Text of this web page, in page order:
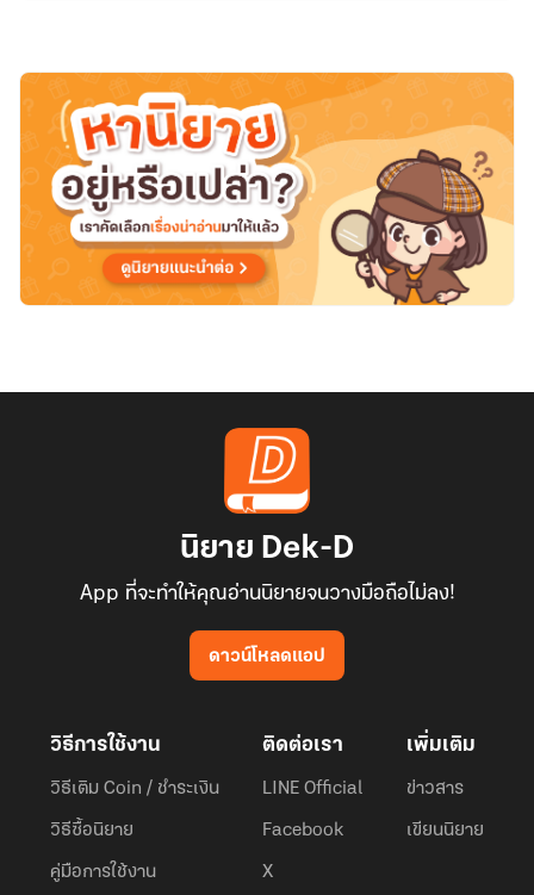
เดียง
สา
นิยาย Dek-D
App ที่จะทำให้คุณอ่านนิยายจนวางมือถือไม่ลง!
ดาวน์โหลดแอป
วิธีการใช้งาน
วิธีเติม Coin / ชำระเงิน
วิธีซื้อนิยาย
คู่มือการใช้งาน
ติดต่อเรา
LINE Official
Facebook
X
เพิ่มเติม
ข่าวสาร
เขียนนิยาย